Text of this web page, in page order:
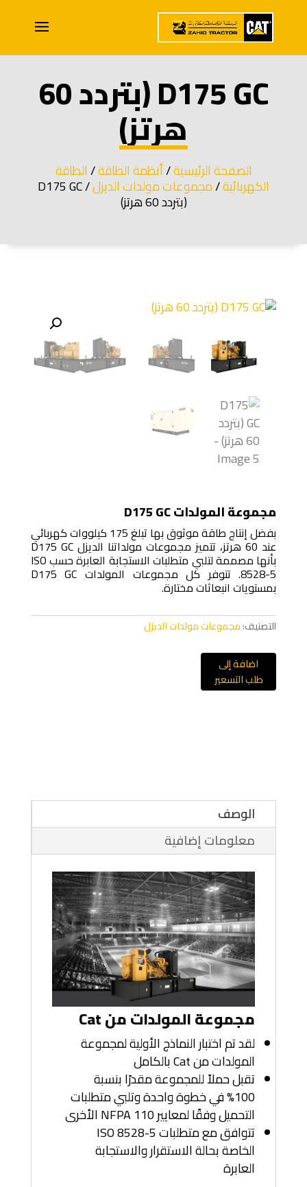
D175 GC (بتردد 60
هرتز)
الصفحة الرئيسية/أنظمة الطاقة/الطاقة
الكهربائية/مجموعات مولدات الديزل / D175 GC
(بتردد 60 هرتز)
مجموعة المولدات D175 GC
بفضل إنتاج طاقة موثوق بها تبلغ 175 كيلووات كهربائي
عند 60 هرتز، تتميز مجموعات مولداتنا الديزل D175 GC
بأنها مصممة لتلبي متطلبات الاستجابة العابرة حسب ISO
8528-5. تتوفر كل مجموعات المولدات D175 GC
بمستويات انبعاثات مختارة.
التصنيف:مجموعات مولدات الديزل
اضافة إلى
طلب التسعير
الوصف
معلومات إضافية
مجموعة المولدات من Cat
لقد تم اختبار النماذج الأولية لمجموعة
المولدات من Cat بالكامل
تقبل حملاً للمجموعة مقدرًا بنسبة
100% في خطوة واحدة وتلبي متطلبات
التحميل وفقًا لمعايير NFPA 110 الأخرى
تتوافق مع متطلبات ISO 8528-5
الخاصة بحالة الاستقرار والاستجابة
العابرة